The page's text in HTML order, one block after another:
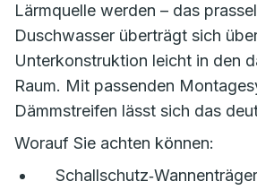
Lärmquelle werden – das
Duschwasser überträgt sich
Unterkonstruktion leicht in den
Raum. Mit passenden
Dämmstreifen lässt sich das
Worauf Sie achten können: